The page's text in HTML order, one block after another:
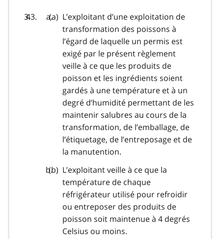
L’exploitant d’une exploitation de
transformation des poissons à
l’égard de laquelle un permis est
exigé par le présent règlement
veille à ce que les produits de
poisson et les ingrédients soient
gardés à une température et à un
degré d’humidité permettant de les
maintenir salubres au cours de la
transformation, de l’emballage, de
l’étiquetage, de l’entreposage et de
la manutention.
L’exploitant veille à ce que la
température de chaque
réfrigérateur utilisé pour refroidir
ou entreposer des produits de
poisson soit maintenue à 4 degrés
Celsius ou moins.